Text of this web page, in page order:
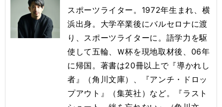
スポーツライター。1972年生まれ、横
浜出身。大学卒業後にバルセロナに渡
り、スポーツライターに。語学力を駆
使して五輪、Ｗ杯を現地取材後、06年
に帰国。著書は20冊以上で『導かれし
者』（角川文庫）、『アンチ・ドロッ
プアウト』（集英社）など。『ラスト